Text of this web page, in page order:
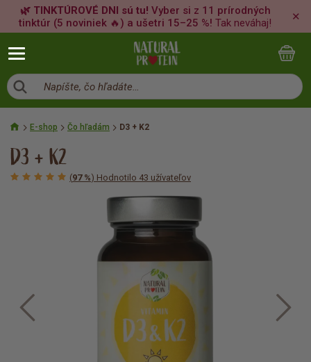
🌿 TINKTÚROVÉ DNI sú tu! Vyber si z 11 prírodných
tinktúr (5 noviniek 🔥) a ušetri 15–25 %! Tak neváhaj!
✕
Napíšte, čo hľadáte…
E-shop Čo hľadám D3 + K2
D3 + K2
(97 %) Hodnotilo 43 užívateľov